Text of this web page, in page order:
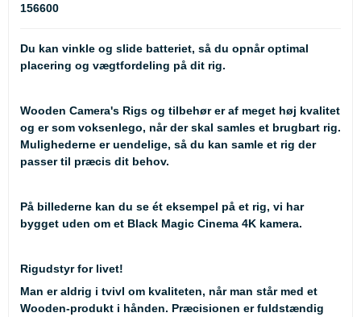
156600
Du kan vinkle og slide batteriet, så du opnår optimal
placering og vægtfordeling på dit rig.
Wooden Camera's Rigs og tilbehør er af meget høj kvalitet
og er som voksenlego, når der skal samles et brugbart rig.
Mulighederne er uendelige, så du kan samle et rig der
passer til præcis dit behov.
På billederne kan du se ét eksempel på et rig, vi har
bygget uden om et Black Magic Cinema 4K kamera.
Rigudstyr for livet!
Man er aldrig i tvivl om kvaliteten, når man står med et
Wooden-produkt i hånden. Præcisionen er fuldstændig